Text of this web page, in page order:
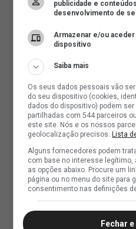
publicidade e
desenvolvimento de
Armazenar e/ou
dispositivo
Saiba mais
Os seus dados pessoais vão
do seu dispositivo (cookies,
dados do dispositivo) podem
partilhadas com 544 parceiros
este site. Nós e os nossos
geolocalização precisos.Lista
Alguns fornecedores podem
com base no interesse legítimo,
as opções abaixo. Procure um
página ou no menu do site para
consentimento nas definições
Fechar